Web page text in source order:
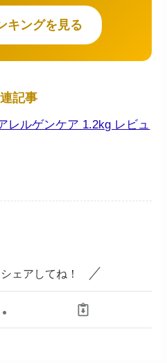
キングを見る
記事
レルゲンケア 1.2kg レビュ
ェアしてね！